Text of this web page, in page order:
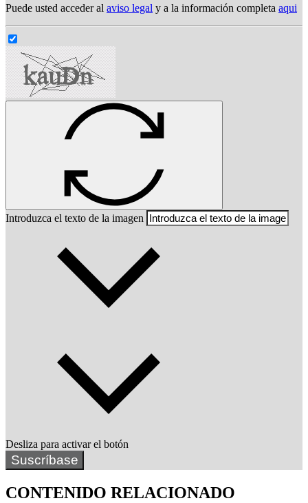
Puede usted acceder al aviso legal y a la información completa aqui
Introduzca el texto de la imagen
Desliza para activar el botón
Suscríbase
CONTENIDO RELACIONADO